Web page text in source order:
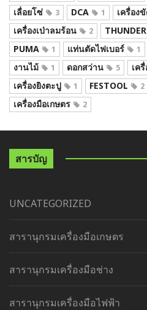
เลื่อยโซ่ 3 DCA 1 เครื่อง
เครื่องเป่าลมร้อน 2 THUNDER
PUMA 1 แท่นตัดไฟเบอร์ 1
งานไม้ 1 ดอกสว่าน 5 เค
เครื่องยิงตะปู 1 FESTOOL 2
เครื่องมือเกษตร 2
สารบัญ
UNCATEGORIZED
สารานุกรมเครื่องมือเกษตร
สารานุกรมเครื่องมือช่าง
สารานุกรมเครื่องมือไฟฟ้า